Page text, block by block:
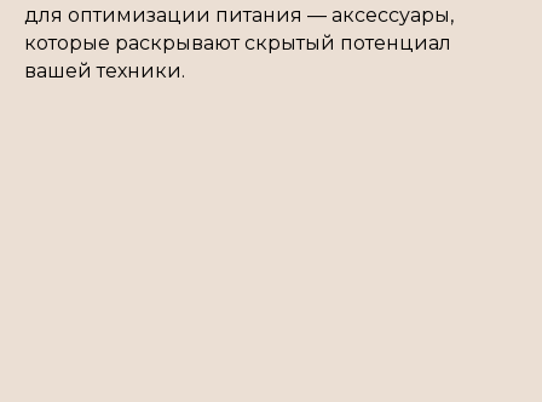
для оптимизации питания — аксессуары,
которые раскрывают скрытый потенциал
вашей техники.